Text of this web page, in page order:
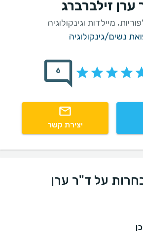
ערן זילברברג
מיילדות וגינקולוגיה
נשים/גינקולוגיה
6
יצירת קשר
על ד"ר ערן